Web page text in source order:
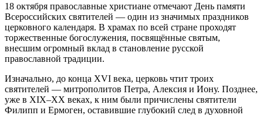
18 октября православные христиане отмечают День памяти
Всероссийских святителей — один из значимых праздников
церковного календаря. В храмах по всей стране проходят
торжественные богослужения, посвящённые святым,
внесшим огромный вклад в становление русской
православной традиции.
Изначально, до конца XVI века, церковь чтит троих
святителей — митрополитов Петра, Алексия и Иону. Позднее,
уже в XIX–XX веках, к ним были причислены святители
Филипп и Ермоген, оставившие глубокий след в духовной